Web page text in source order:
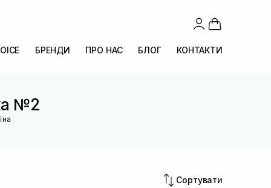
БРЕНДИ ПРО НАС БЛОГ КОНТАКТИ
№2
Сортувати